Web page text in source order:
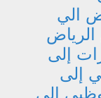
الي
إلى
إلى
إلى